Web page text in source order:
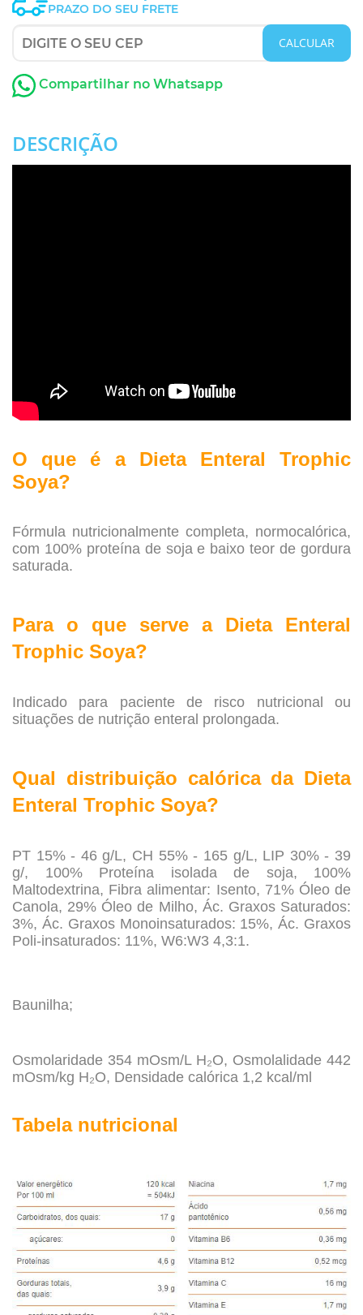
PRAZO DO SEU FRETE
CALCULAR
Compartilhar no Whatsapp
DESCRIÇÃO
O que é a Dieta Enteral Trophic
Soya?
Fórmula nutricionalmente completa, normocalórica,
com 100% proteína de soja e baixo teor de gordura
saturada.
Para o que serve a Dieta Enteral
Trophic Soya?
Indicado para paciente de risco nutricional ou
situações de nutrição enteral prolongada.
Qual distribuição calórica da Dieta
Enteral Trophic Soya?
PT 15% - 46 g/L, CH 55% - 165 g/L, LIP 30% - 39
g/, 100% Proteína isolada de soja, 100%
Maltodextrina, Fibra alimentar: Isento, 71% Óleo de
Canola, 29% Óleo de Milho, Ác. Graxos Saturados:
3%, Ác. Graxos Monoinsaturados: 15%, Ác. Graxos
Poli-insaturados: 11%, W6:W3 4,3:1.
Baunilha;
Osmolaridade 354 mOsm/L H₂O, Osmolalidade 442
mOsm/kg H₂O, Densidade calórica 1,2 kcal/ml
Tabela nutricional